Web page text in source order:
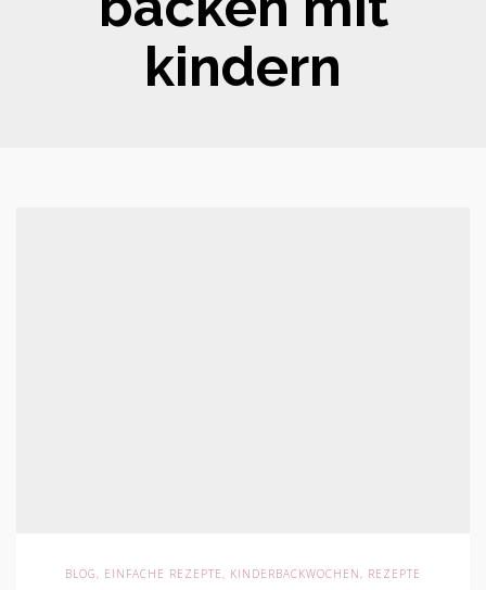
kindern
BLOG, EINFACHE REZEPTE, KINDERBACKWOCHEN, REZEPTE